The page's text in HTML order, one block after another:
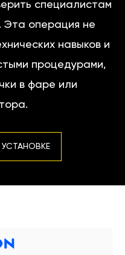
специалистам
Эта операция не
навыков и
процедурами,
в фаре или